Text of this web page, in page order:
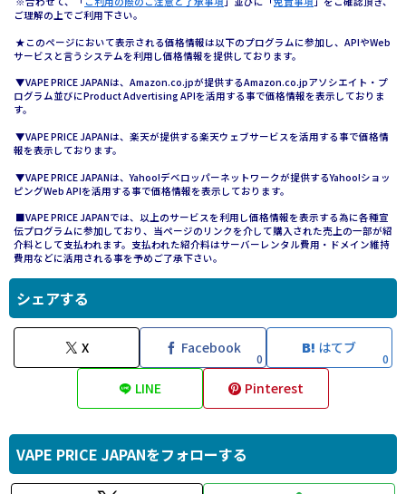
ご理解の上でご利用下さい。
★このページにおいて表示される価格情報は以下のプログラムに参加し、APIやWeb
サービスと言うシステムを利用し価格情報を提供しております。
▼VAPE PRICE JAPANは、Amazon.co.jpが提供するAmazon.co.jpアソシエイト・プ
ログラム並びにProduct Advertising APIを活用する事で価格情報を表示しておりま
す。
▼VAPE PRICE JAPANは、楽天が提供する楽天ウェブサービスを活用する事で価格情
報を表示しております。
▼VAPE PRICE JAPANは、Yahoo!デベロッパーネットワークが提供するYahoo!ショッ
ピングWeb APIを活用する事で価格情報を表示しております。
■VAPE PRICE JAPANでは、以上のサービスを利用し価格情報を表示する為に各種宣
伝プログラムに参加しており、当ページのリンクを介して購入された売上の一部が紹
介料として支払われます。支払われた紹介料はサーバーレンタル費用・ドメイン維持
費用などに活用される事を予めご了承下さい。
シェアする
X Facebook
0
はてブ
0
LINE Pinterest
VAPE PRICE JAPANをフォローする